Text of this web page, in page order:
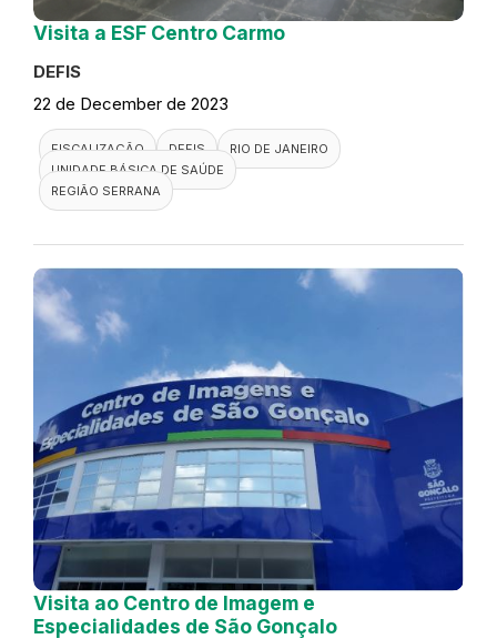
Visita a ESF Centro Carmo
DEFIS
22 de December de 2023
FISCALIZAÇÃO DEFIS
RIO DE JANEIRO
UNIDADE BÁSICA DE SAÚDE
REGIÃO SERRANA
Visita ao Centro de Imagem e
Especialidades de São Gonçalo